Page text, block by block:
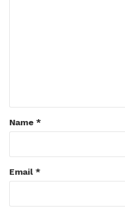
Name *
Email *